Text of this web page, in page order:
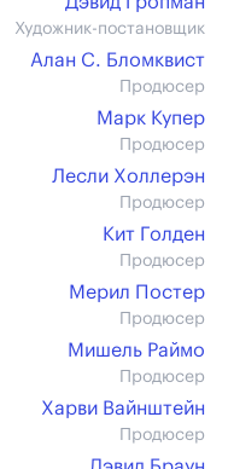
Художник-постановщик
Алан С. Бломквист
Продюсер
Марк Купер
Продюсер
Лесли Холлерэн
Продюсер
Кит Голден
Продюсер
Мерил Постер
Продюсер
Мишель Раймо
Продюсер
Харви Вайнштейн
Продюсер